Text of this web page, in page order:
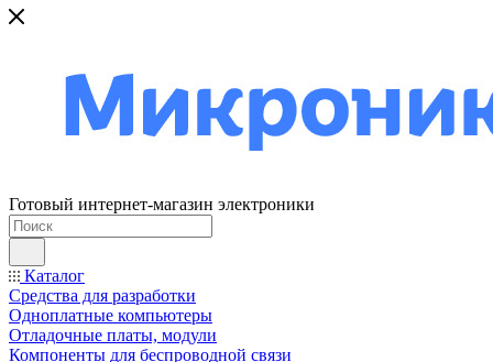
Готовый интернет-магазин электроники
Каталог
Средства для разработки
Одноплатные компьютеры
Отладочные платы, модули
Компоненты для беспроводной связи